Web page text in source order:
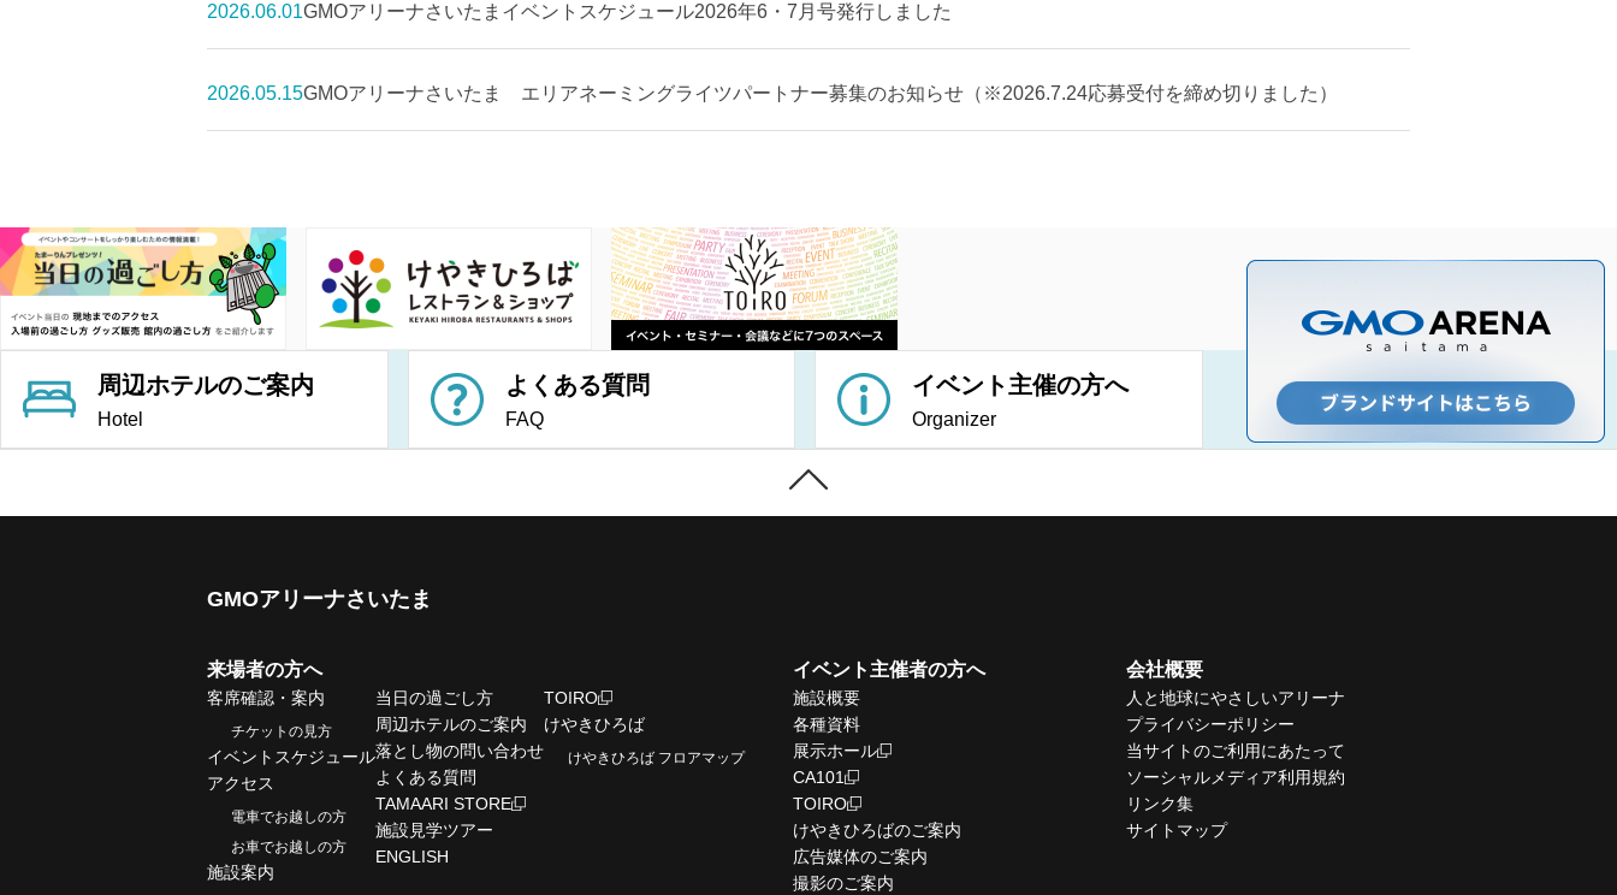
2026.06.01GMOアリーナさいたまイベントスケジュール2026年6・7月号発行しました
2026.05.15GMOアリーナさいたま エリアネーミングライツパートナー募集のお知らせ（※2026.7.24応募受付を締め切りました）
周辺ホテルのご案内
Hotel
よくある質問
FAQ
イベント主催の方へ
Organizer
GMOアリーナさいたま
来場者の方へ
客席確認・案内
チケットの見方
イベントスケジュール
アクセス
電車でお越しの方
お車でお越しの方
施設案内
当日の過ごし方
周辺ホテルのご案内
落とし物の問い合わせ
よくある質問
TAMAARI STORE
施設見学ツアー
ENGLISH
TOIRO
けやきひろば
けやきひろば フロアマップ
イベント主催者の方へ
施設概要
各種資料
展示ホール
CA101
TOIRO
けやきひろばのご案内
広告媒体のご案内
撮影のご案内
会社概要
人と地球にやさしいアリーナ
プライバシーポリシー
当サイトのご利用にあたって
ソーシャルメディア利用規約
リンク集
サイトマップ